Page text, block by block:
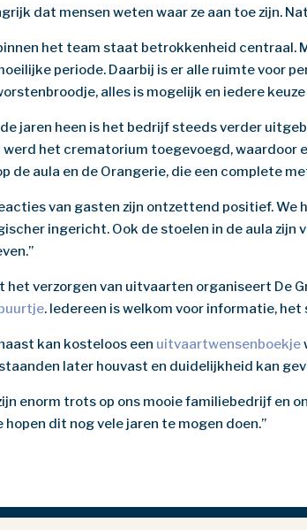
dat mensen weten waar ze aan toe zijn.
het team staat betrokkenheid centraal.
periode. Daarbij is er alle ruimte voor
alles is mogelijk en iedere
jaren heen is het bedrijf steeds verder
werd het crematorium toegevoegd, waardoor
de aula en de Orangerie, die een complete
van gasten zijn ontzettend positief.
ingericht. Ook de stoelen in de aula
het verzorgen van uitvaarten organiseert De
. Iedereen is welkom voor informatie,
kan kosteloos een uitvaartwensenboekje
later houvast en duidelijkheid kan
enorm trots op ons mooie familiebedrijf en
hopen dit nog vele jaren te mogen doen.”